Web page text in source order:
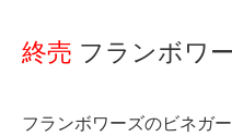
終売 フランボワ
フランボワーズのビネガー